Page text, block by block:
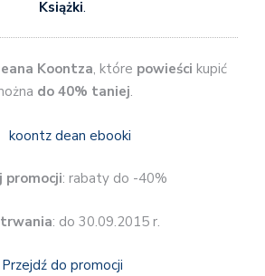
Książki.
Koontza, które powieści kupić
do 40% taniej.
promocji: rabaty do -40%
: do 30.09.2015 r.
Przejdź do promocji